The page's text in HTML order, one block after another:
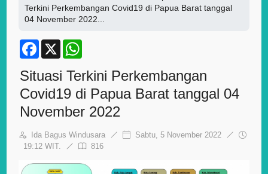
Terkini Perkembangan Covid19 di Papua Barat tanggal
04 November 2022...
F
e
b
o
o
k
X
t
s
A
p
p
Situasi Terkini Perkembangan
Covid19 di Papua Barat tanggal 04
November 2022
Ida Bagus Windusara
Sabtu, 5 November 2022
19:12 WIT.
816